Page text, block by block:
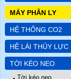
MÁY PHÂN LY
HỆ THỐNG CO2
HỆ LÁI THỦY LỰC
TỜI KÉO NEO
Tời kéo neo